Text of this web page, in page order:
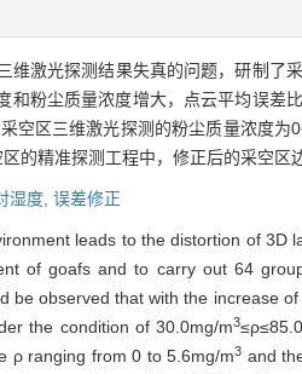
维激光探测结果失真的问题，研制
粉尘质量浓度增大，点云平均误差
空区三维激光探测的粉尘质量浓度为
的精准探测工程中，修正后的采空区
湿度, 误差修正
leads to the distortion of
of goafs and to carry out 64
be observed that with the increase
the condition of 30.0mg/m3
ρ ranging from 0 to 5.6mg/m3 and